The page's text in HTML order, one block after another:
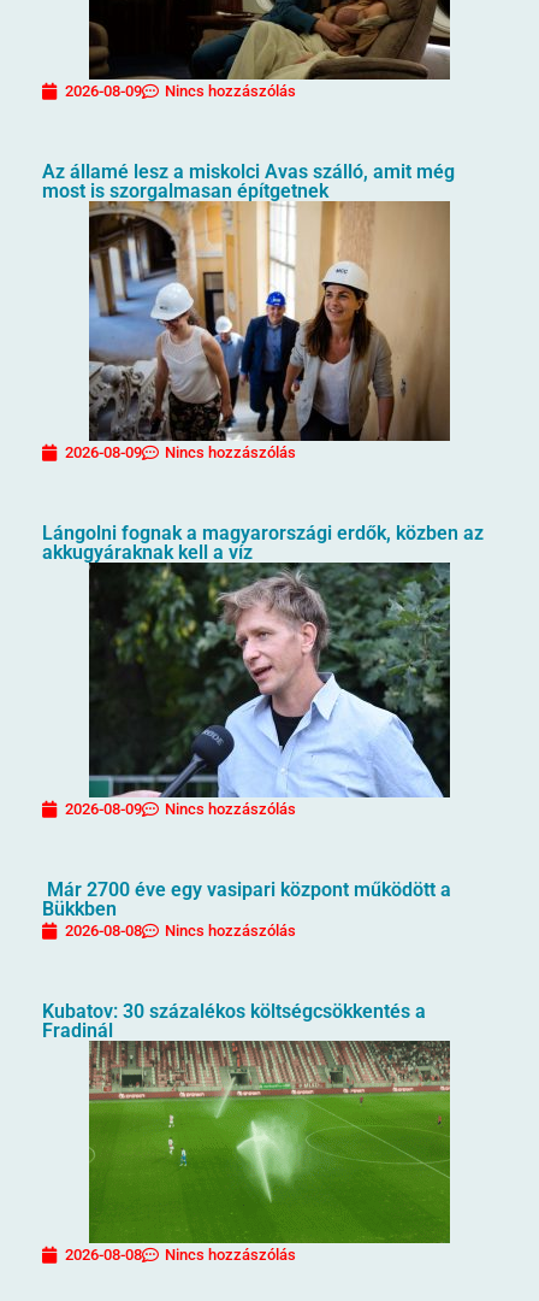
2026-08-09 Nincs hozzászólás
Az államé lesz a miskolci Avas szálló, amit még
most is szorgalmasan építgetnek
2026-08-09 Nincs hozzászólás
Lángolni fognak a magyarországi erdők, közben az
akkugyáraknak kell a víz
2026-08-09 Nincs hozzászólás
Már 2700 éve egy vasipari központ működött a
Bükkben
2026-08-08 Nincs hozzászólás
Kubatov: 30 százalékos költségcsökkentés a
Fradinál
2026-08-08 Nincs hozzászólás